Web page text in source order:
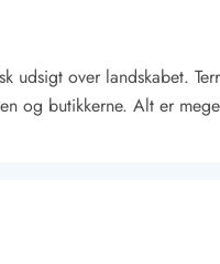
udsigt over landskabet.
og butikkerne. Alt er